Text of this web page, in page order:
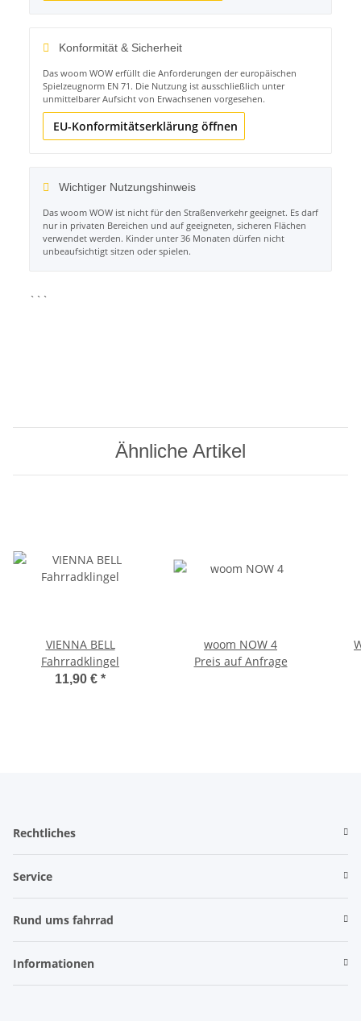
Konformität & Sicherheit
Das woom WOW erfüllt die Anforderungen der europäischen
Spielzeugnorm EN 71. Die Nutzung ist ausschließlich unter
unmittelbarer Aufsicht von Erwachsenen vorgesehen.
EU-Konformitätserklärung öffnen
Wichtiger Nutzungshinweis
Das woom WOW ist nicht für den Straßenverkehr geeignet. Es darf
nur in privaten Bereichen und auf geeigneten, sicheren Flächen
verwendet werden. Kinder unter 36 Monaten dürfen nicht
unbeaufsichtigt sitzen oder spielen.
```
Ähnliche Artikel
VIENNA BELL
Fahrradklingel
11,90 € *
woom NOW 4
Preis auf Anfrage
Rechtliches
Service
Rund ums fahrrad
Informationen